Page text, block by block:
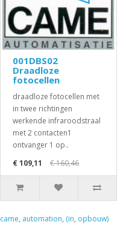
001DBS02
Draadloze
fotocellen
draadloze fotocellen met
in twee richtingen
werkende infraroodstraal
met 2 contacten1
ontvanger 1 op..
€ 109,11
€ 160,46
came, automation, (in, opbouw)